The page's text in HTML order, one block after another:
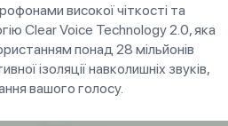
високої чіткості та
Clear Voice Technology 2.0, яка
понад 28 мільйонів
ізоляції навколишніх звуків,
вашого голосу.